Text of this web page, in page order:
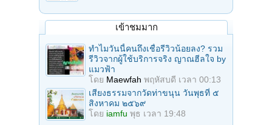
เข้าชมมาก
ทำไมวันนี้คนถึงเชื่อรีวิวน้อยลง? รวม
รีวิวจากผู้ใช้บริการจริง ญาณฮีลใจ by
แมวฟ้า
โดย Maewfah พฤหัสบดี เวลา 00:13
เสียงธรรมจากวัดท่าขนุน วันพุธที่ ๕
สิงหาคม ๒๕๖๙
โดย iamfu พุธ เวลา 19:48